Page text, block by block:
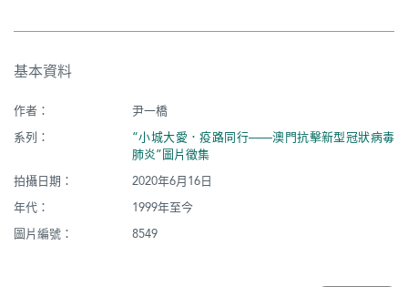
基本資料
作者：
尹一橋
系列：
“小城大愛．疫路同行——澳門抗擊新型冠狀病毒
肺炎”圖片徵集
拍攝日期：
2020年6月16日
年代：
1999年至今
圖片編號：
8549